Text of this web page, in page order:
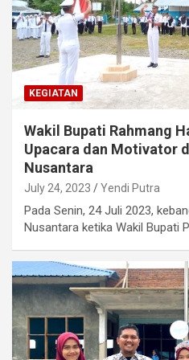
KEGIATAN
Wakil Bupati Rahmang
Upacara dan Motivator
Nusantara
July 24, 2023 Yendi Putra
Pada Senin, 24 Juli 2023,
Nusantara ketika Wakil Bupati